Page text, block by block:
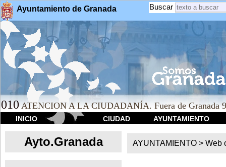
Ayuntamiento de Granada Buscar
010 ATENCION A LA CIUDADANÍA. Fuera de Granada
INICIO CIUDAD AYUNTAMIENTO
Ayto.Granada AYUNTAMIENTO > Web